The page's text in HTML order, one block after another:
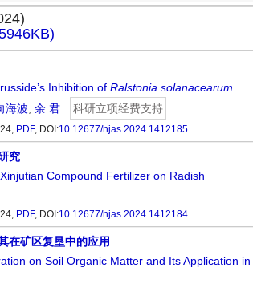
Inhibition of Ralstonia solanacearum
海波 余 君 科研立项经费支持
PDF, DOI:10.12677/hjas.2024.1412185
究
Compound Fertilizer on Radish
PDF, DOI:10.12677/hjas.2024.1412184
在矿区复垦中的应用
on Soil Organic Matter and Its Application